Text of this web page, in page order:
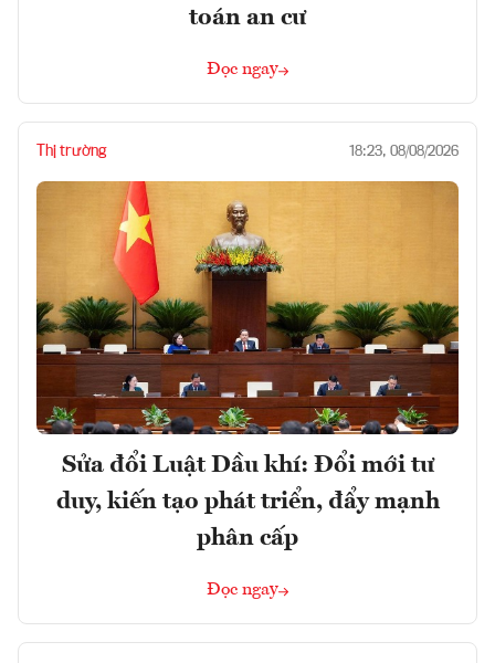
toán an cư
Đọc ngay
Thị trường 18:23, 08/08/2026
Sửa đổi Luật Dầu khí: Đổi mới tư
duy, kiến tạo phát triển, đẩy mạnh
phân cấp
Đọc ngay